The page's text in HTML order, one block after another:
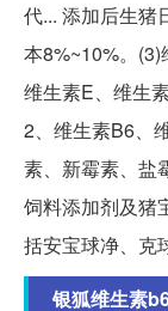
代... 添加后生猪
本8%~10%。(3)
维生素E、维生
2、维生素B6、
素、新霉素、盐
饲料添加剂及猪
括安宝球净、克
银狐维生素